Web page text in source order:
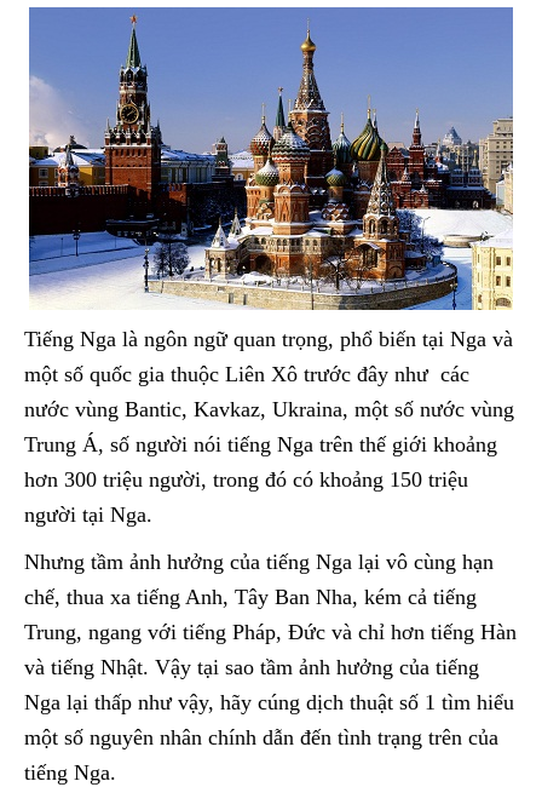
Tiếng Nga là ngôn ngữ quan trọng, phổ biến tại Nga và
một số quốc gia thuộc Liên Xô trước đây như các
nước vùng Bantic, Kavkaz, Ukraina, một số nước vùng
Trung Á, số người nói tiếng Nga trên thế giới khoảng
hơn 300 triệu người, trong đó có khoảng 150 triệu
người tại Nga.
Nhưng tầm ảnh hưởng của tiếng Nga lại vô cùng hạn
chế, thua xa tiếng Anh, Tây Ban Nha, kém cả tiếng
Trung, ngang với tiếng Pháp, Đức và chỉ hơn tiếng Hàn
và tiếng Nhật. Vậy tại sao tầm ảnh hưởng của tiếng
Nga lại thấp như vậy, hãy cúng dịch thuật số 1 tìm hiểu
một số nguyên nhân chính dẫn đến tình trạng trên của
tiếng Nga.